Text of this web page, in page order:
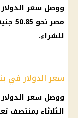
ووصل سعر
للشراء.
سعر الدولار في
ووصل سعر